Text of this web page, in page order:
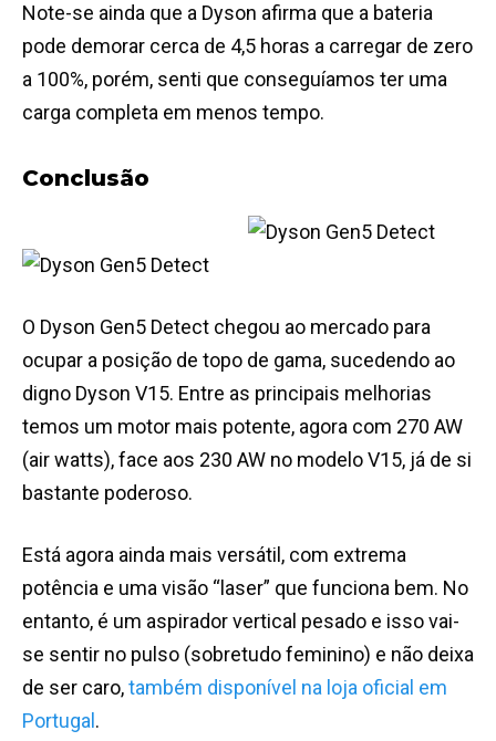
Note-se ainda que a Dyson afirma que a bateria
pode demorar cerca de 4,5 horas a carregar de zero
a 100%, porém, senti que conseguíamos ter uma
carga completa em menos tempo.
Conclusão
O Dyson Gen5 Detect chegou ao mercado para
ocupar a posição de topo de gama, sucedendo ao
digno Dyson V15. Entre as principais melhorias
temos um motor mais potente, agora com 270 AW
(air watts), face aos 230 AW no modelo V15, já de si
bastante poderoso.
Está agora ainda mais versátil, com extrema
potência e uma visão “laser” que funciona bem. No
entanto, é um aspirador vertical pesado e isso vai-
se sentir no pulso (sobretudo feminino) e não deixa
de ser caro,também disponível na loja oficial em
Portugal .